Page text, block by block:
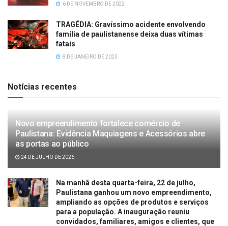
6 DE NOVEMBRO DE 2022
TRAGÉDIA: Gravíssimo acidente envolvendo
família de paulistanense deixa duas vítimas
fatais
8 DE JANEIRO DE 2023
Notícias recentes
Novo empreendimento fortalece comércio de
Paulistana: Evidência Maquiagens e Acessórios abre
as portas ao público
24 DE JULHO DE 2026
Na manhã desta quarta-feira, 22 de julho,
Paulistana ganhou um novo empreendimento,
ampliando as opções de produtos e serviços
para a população. A inauguração reuniu
convidados, familiares, amigos e clientes, que